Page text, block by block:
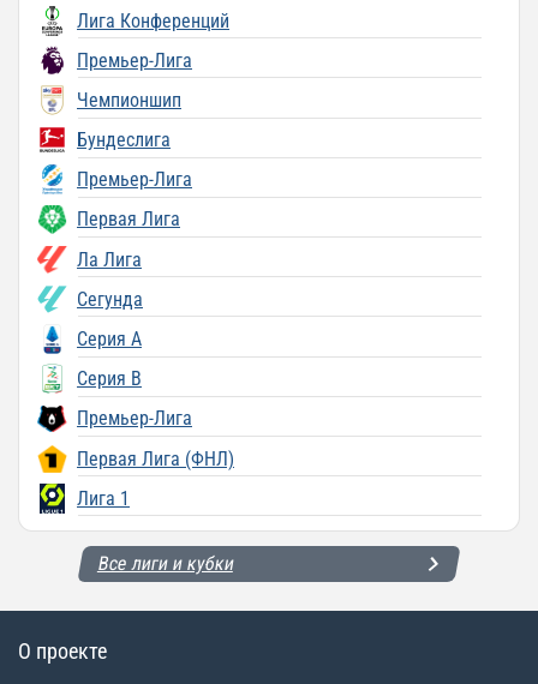
Лига Конференций
Премьер-Лига
Чемпионшип
Бундеслига
Премьер-Лига
Первая Лига
Ла Лига
Сегунда
Серия A
Серия B
Премьер-Лига
Первая Лига (ФНЛ)
Лига 1
Все лиги и кубки
О проекте